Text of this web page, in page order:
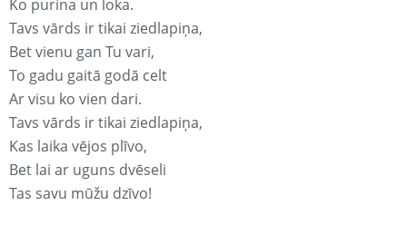
Ko purina un loka.
Tavs vārds ir tikai ziedlapiņa,
Bet vienu gan Tu vari,
To gadu gaitā godā celt
Ar visu ko vien dari.
Tavs vārds ir tikai ziedlapiņa,
Kas laika vējos plīvo,
Bet lai ar uguns dvēseli
Tas savu mūžu dzīvo!